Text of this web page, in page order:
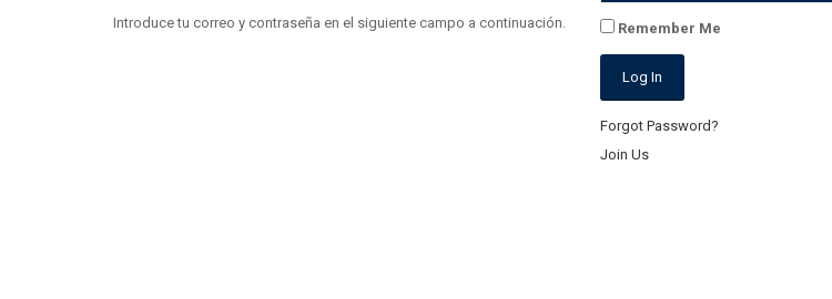
Introduce tu correo y contraseña en el siguiente campo a continuación. Remember Me
Forgot Password?
Join Us